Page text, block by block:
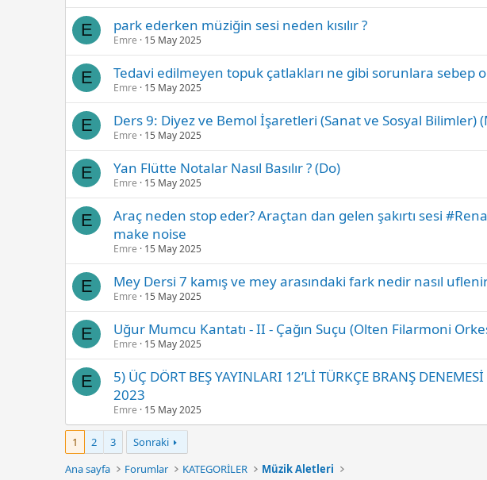
E park ederken müziğin sesi neden kısılır ?
Emre 15 May 2025
E Tedavi edilmeyen topuk çatlakları ne gibi sorunlara sebep
Emre 15 May 2025
E Ders 9: Diyez ve Bemol İşaretleri (Sanat ve Sosyal Bilimler)
Emre 15 May 2025
E Yan Flütte Notalar Nasıl Basılır ? (Do)
Emre 15 May 2025
E
Araç neden stop eder? Araçtan dan gelen şakırtı sesi
make noise
Emre 15 May 2025
E Mey Dersi 7 kamış ve mey arasındaki fark nedir nasıl
Emre 15 May 2025
E Uğur Mumcu Kantatı - II - Çağın Suçu (Olten Filarmoni
Emre 15 May 2025
E
5) ÜÇ DÖRT BEŞ YAYINLARI 12’Lİ TÜRKÇE BRANŞ
2023
Emre 15 May 2025
1 2 3
Sonraki
Ana sayfa
Forumlar KATEGORİLER Müzik Aletleri